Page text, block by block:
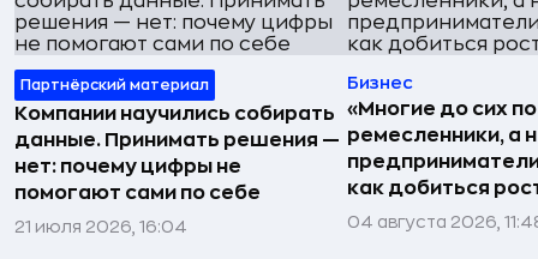
Партнёрский материал
Компании научились собирать
данные. Принимать решения —
нет: почему цифры не
помогают сами по себе
21 июля 2026, 16:04
Бизнес
«Многие до сих
ремесленники, а
как добиться
04 августа 2026,